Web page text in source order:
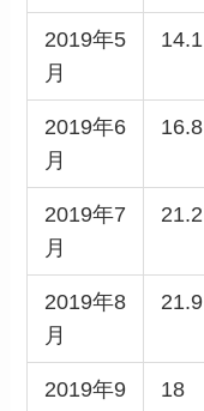
2019年5
月
14.1
2019年6
月
16.8
2019年7
月
21.2
2019年8
月
21.9
2019年9
18